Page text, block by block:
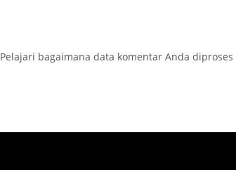
Pelajari bagaimana data komentar Anda diproses